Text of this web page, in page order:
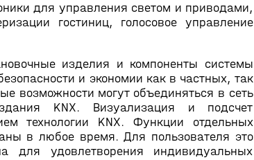
для управления светом и приводами,
гостиниц, голосовое управление
изделия и компоненты системы
и экономии как в частных, так
возможности могут объединяться в сеть
KNX. Визуализация и подсчет
технологии KNX. Функции отдельных
в любое время. Для пользователя это
для удовлетворения индивидуальных